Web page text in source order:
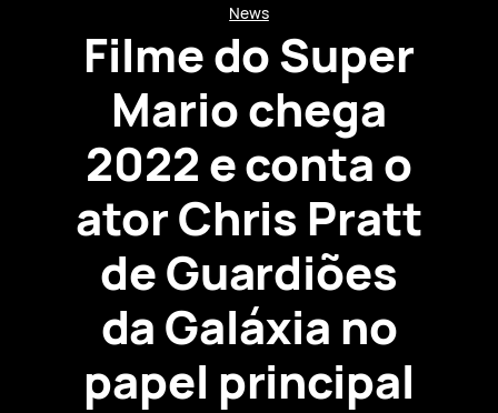
News
Filme do Super
Mario chega
2022 e conta o
ator Chris Pratt
de Guardiões
da Galáxia no
papel principal